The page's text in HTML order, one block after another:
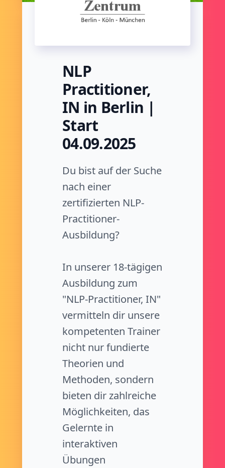
NLP
Practitioner,
IN in Berlin |
Start
04.09.2025
Du bist auf der Suche
nach einer
zertifizierten NLP-
Practitioner-
Ausbildung?
In unserer 18-tägigen
Ausbildung zum
"NLP-Practitioner, IN"
vermitteln dir unsere
kompetenten Trainer
nicht nur fundierte
Theorien und
Methoden, sondern
bieten dir zahlreiche
Möglichkeiten, das
Gelernte in
interaktiven
Übungen